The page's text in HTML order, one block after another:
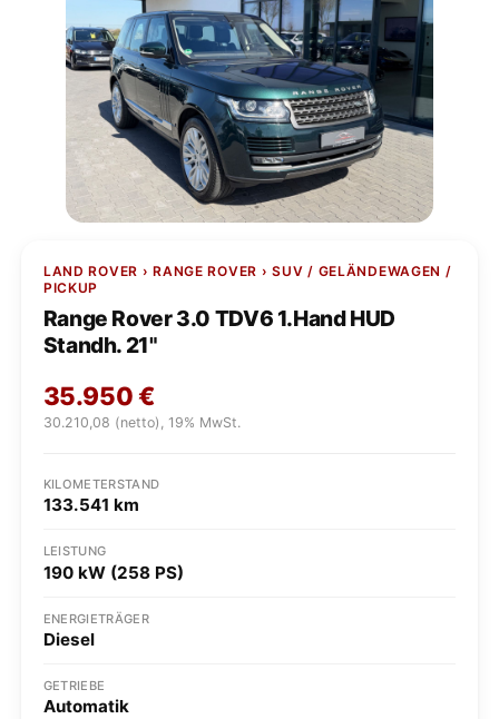
LAND ROVER › RANGE ROVER › SUV / GELÄNDEWAGEN /
PICKUP
Range Rover 3.0 TDV6 1.Hand HUD
Standh. 21"
35.950€
30.210,08 (netto), 19% MwSt.
KILOMETERSTAND
133.541 km
LEISTUNG
190 kW (258 PS)
ENERGIETRÄGER
Diesel
GETRIEBE
Automatik